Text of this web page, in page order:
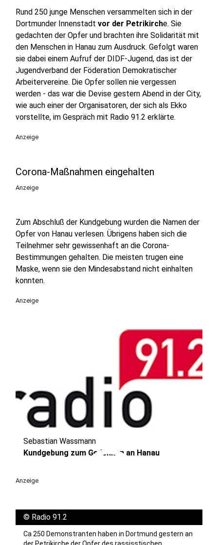
Rund 250 junge Menschen versammelten sich in der
Dortmunder Innenstadt vor der Petrikirche. Sie
gedachten der Opfer und brachten ihre Solidarität mit
den Menschen in Hanau zum Ausdruck. Gefolgt waren
sie dabei einem Aufruf der DIDF-Jugend, das ist der
Jugendverband der Föderation Demokratischer
Arbeitervereine. Die Opfer sollen nie vergessen
werden - das war die Devise gestern Abend in der City,
wie auch einer der Organisatoren, der sich als Ekko
vorstellte, im Gespräch mit Radio 91.2 erklärte.
Anzeige
Corona-Maßnahmen eingehalten
Anzeige
Zum Abschluß der Kundgebung wurden die Namen der
Opfer von Hanau verlesen. Übrigens haben sich die
Teilnehmer sehr gewissenhaft an die Corona-
Bestimmungen gehalten. Die meisten trugen eine
Maske, wenn sie den Mindesabstand nicht einhalten
konnten.
Anzeige
play_circle
Sebastian Wassmann
Kundgebung zum Gedenken an Hanau
Anzeige
© Radio 91.2
Ca 250 Demonstranten haben in Dortmund gestern an
der Petrikirche der Opfer des rassisstischen